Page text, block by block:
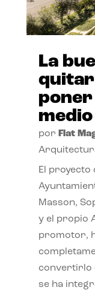
La
poner
por Flat
El proyecto
Masson,
y el propio
promotor,
convertirlo
se ha